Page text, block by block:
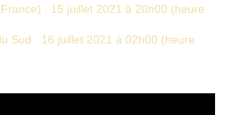
: 15 juillet 2021 à 20h00 (heure
Sud : 16 juillet 2021 à 02h00 (heure